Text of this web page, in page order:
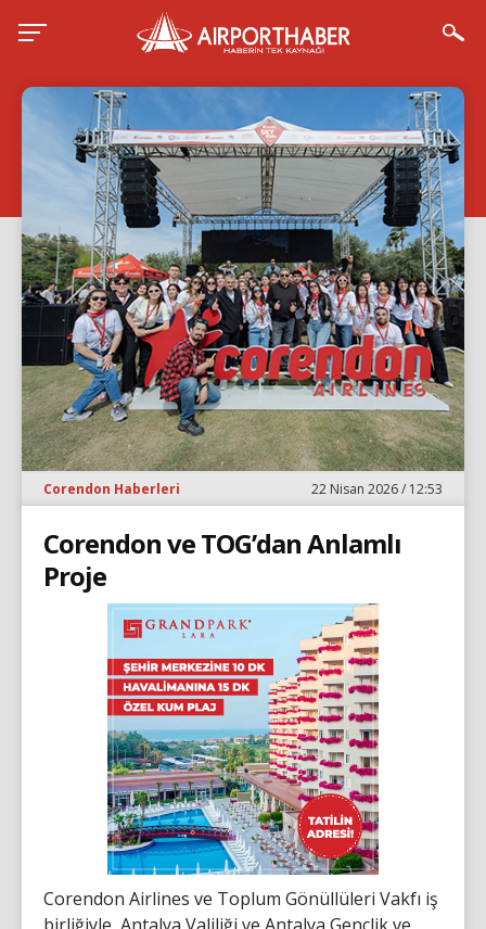
Corendon Haberleri 22 Nisan 2026 / 12:53
Corendon ve TOG’dan Anlamlı
Proje
Corendon Airlines ve Toplum Gönüllüleri Vakfı iş
birliğiyle, Antalya Valiliği ve Antalya Gençlik ve